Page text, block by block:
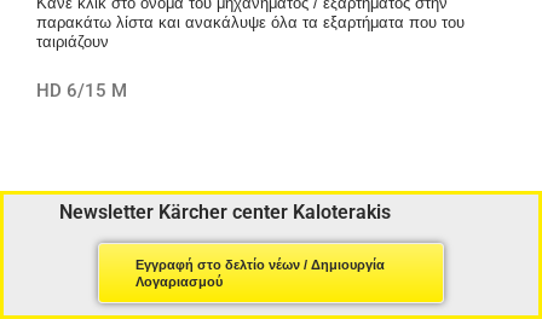
παρακάτω λίστα και ανακάλυψε όλα τα εξαρτήματα που του
ταιριάζουν
HD 6/15 M
Newsletter Kärcher center Kaloterakis
Εγγραφή στο δελτίο νέων / Δημιουργία
Λογαριασμού